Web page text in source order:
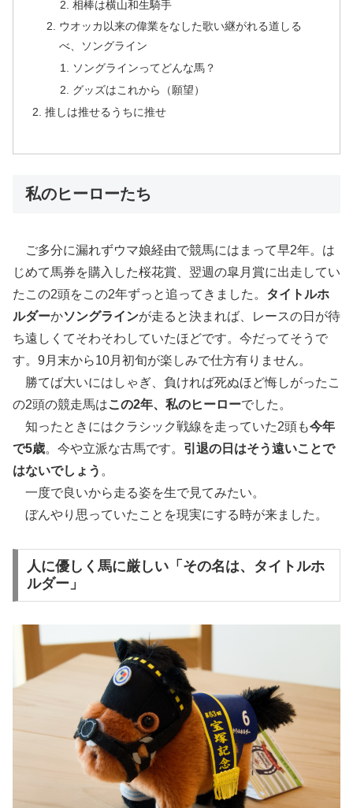
相棒は横山和生騎手
ウオッカ以来の偉業をなした歌い継がれる道しる
べ、ソングライン
ソングラインってどんな馬？
グッズはこれから（願望）
推しは推せるうちに推せ
私のヒーローたち
ご多分に漏れずウマ娘経由で競馬にはまって早2年。は
じめて馬券を購入した桜花賞、翌週の皐月賞に出走してい
たこの2頭をこの2年ずっと追ってきました。 タイトルホ
ルダーかソングラインが走ると決まれば、レースの日が待
ち遠しくてそわそわしていたほどです。今だってそうで
す。9月末から10月初旬が楽しみで仕方有りません。
勝てば大いにはしゃぎ、負ければ死ぬほど悔しがったこ
の2頭の競走馬はこの2年、私のヒーローでした。
知ったときにはクラシック戦線を走っていた2頭も今年
で5歳。今や立派な古馬です。 引退の日はそう遠いことで
はないでしょう 。
一度で良いから走る姿を生で見てみたい。
ぼんやり思っていたことを現実にする時が来ました。
人に優しく馬に厳しい「その名は、タイトルホ
ルダー」